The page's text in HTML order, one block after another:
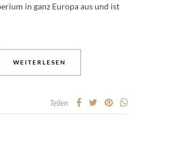
in ganz Europa aus und ist
WEITERLESEN
Teilen